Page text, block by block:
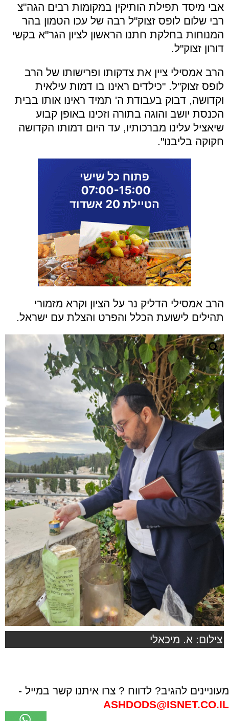
אבי מיסד תפילת הותיקין במקומות רבים הגה"צ
רבי שלום לופס זצוק"ל רבה של עכו הטמון בהר
המנוחות בחלקת חתנו הראשון לציון הגר"א בקשי
דורון זצוק"ל.
הרב אמסילי ציין את צדקותו ופרישותו של הרב
לופס זצוק"ל. "כילדים ראינו בו דמות עילאית
וקדושה, דבוק בעבודת ה' תמיד ראינו אותו בבית
הכנסת יושב והוגה בתורה וזכינו באופן קבוע
שיאציל עלינו מברכותיו, עד היום דמותו הקדושה
חקוקה בליבנו".
הרב אמסילי הדליק נר על הציון וקרא מזמורי
תהילים לישועת הכלל והפרט והצלת עם ישראל.
צילום: א. מיכאלי
מעוניינים להגיב? לדווח ? צרו איתנו קשר במייל -
ASHDODS@ISNET.CO.IL